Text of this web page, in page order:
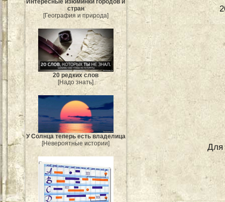
Интересные изюминки городов и
стран
[География и природа]
20 редких слов
[Надо знать]
У Солнца теперь есть владелица
[Невероятные истории]
Для